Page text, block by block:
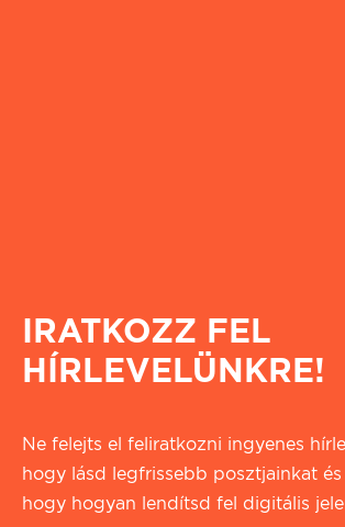
IRATKOZZ FEL
HÍRLEVELÜNKRE!
Ne felejts el feliratkozni ingyenes
hogy lásd legfrissebb posztjainkat
hogy hogyan lendítsd fel digitális